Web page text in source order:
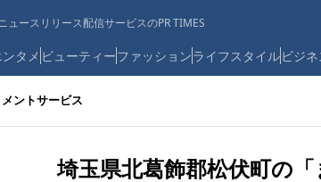
ュースリリース配信サービスのPR TIMES
タメ ビューティーファッションライフスタイルビジネ
ントサービス
埼玉県北葛飾郡松伏町の